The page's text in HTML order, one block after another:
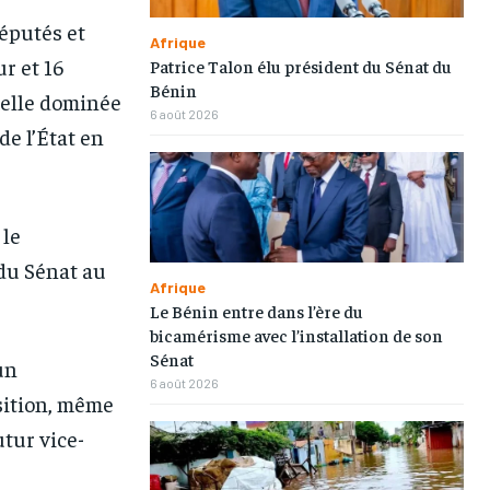
et
et 16
dominée
l’État en
Sénat au
même
vice-
Afrique
Patrice Talon élu président du Sénat du
Bénin
6 août 2026
Afrique
Le Bénin entre dans l’ère du
bicamérisme avec l’installation de son
Sénat
6 août 2026